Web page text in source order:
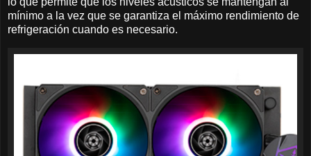
mínimo a la vez que se garantiza el máximo rendimiento de
refrigeración cuando es necesario.